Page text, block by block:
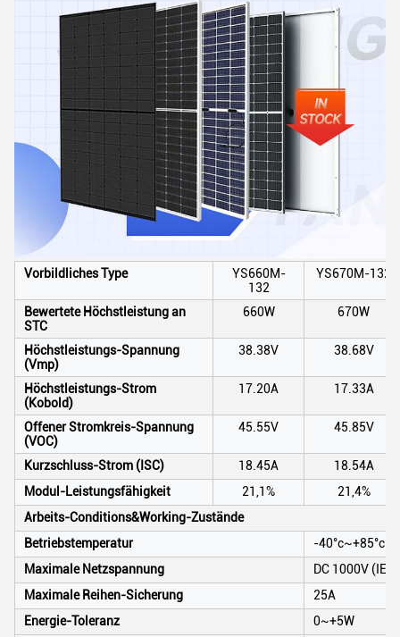
Vorbildliches Type
YS660M-
132
YS670M-132
Bewertete Höchstleistung an
STC
660W 670W
Höchstleistungs-Spannung
(Vmp)
38.38V 38.68V
Höchstleistungs-Strom
(Kobold)
17.20A 17.33A
Offener Stromkreis-Spannung
(VOC)
45.55V 45.85V
Kurzschluss-Strom (ISC) 18.45A
18.54A
Modul-Leistungsfähigkeit
21,1%
21,4%
Arbeits-Conditions&Working-Zustände
Betriebstemperatur
-40°c~+85°c
Maximale Netzspannung
DC 1000V
Maximale Reihen-Sicherung
25A
Energie-Toleranz
0~+5W